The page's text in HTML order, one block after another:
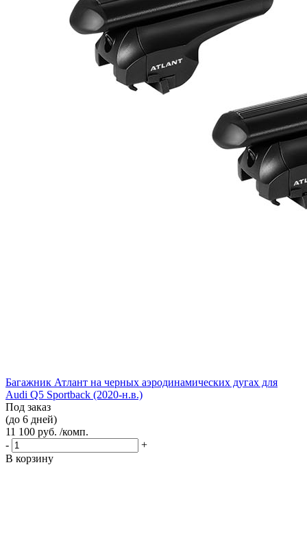
Багажник Атлант на черных аэродинамических дугах для
Audi Q5 Sportback (2020-н.в.)
Под заказ
(до 6 дней)
11 100 руб. /комп.
-
+
В корзину